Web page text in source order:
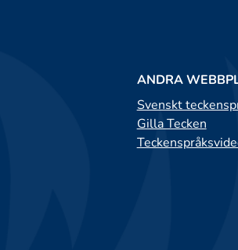
ANDRA
Svenskt
Gilla Tecken